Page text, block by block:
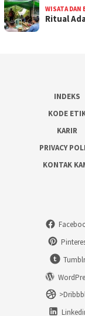
WISATA DAN
Ritual
INDEKS
KODE
KARIR
PRIVACY
KONTAK
Tumblr